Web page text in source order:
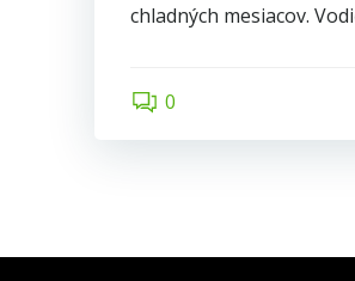
chladných mesiacov.
0